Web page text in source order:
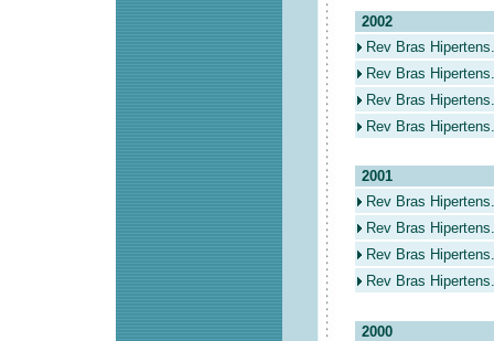
2002
Rev Bras
Rev Bras
Rev Bras
Rev Bras
2001
Rev Bras
Rev Bras
Rev Bras
Rev Bras
2000